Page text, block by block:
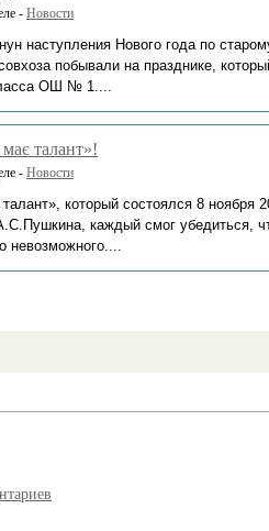
- Новости
наступления Нового года по
побывали на празднике,
ОШ № 1....
талант»!
- Новости
который состоялся 8 ноября
каждый смог убедиться,
невозможного....